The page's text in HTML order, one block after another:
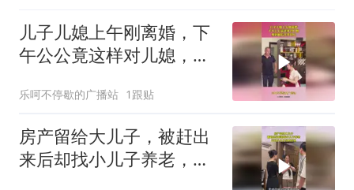
儿子儿媳上午刚离婚，下
午公公竟这样对儿媳，爱
乐呵不停歇的广播站 1跟贴
房产留给大儿子，被赶出
来后却找小儿子养老，还